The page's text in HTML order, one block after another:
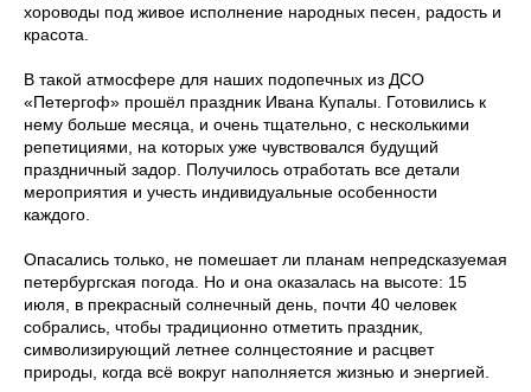
хороводы под живое исполнение народных песен, радость и
красота.
В такой атмосфере для наших подопечных из ДСО
«Петергоф» прошёл праздник Ивана Купалы. Готовились к
нему больше месяца, и очень тщательно, с несколькими
репетициями, на которых уже чувствовался будущий
праздничный задор. Получилось отработать все детали
мероприятия и учесть индивидуальные особенности
каждого.
Опасались только, не помешает ли планам непредсказуемая
петербургская погода. Но и она оказалась на высоте: 15
июля, в прекрасный солнечный день, почти 40 человек
собрались, чтобы традиционно отметить праздник,
символизирующий летнее солнцестояние и расцвет
природы, когда всё вокруг наполняется жизнью и энергией.